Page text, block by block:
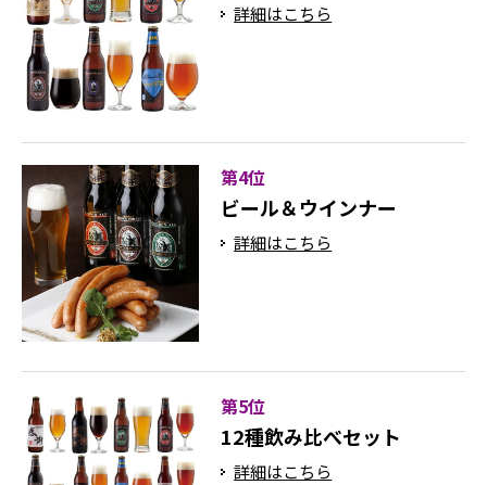
詳細はこちら
第4位
ビール＆ウインナー
詳細はこちら
第5位
12種飲み比べセット
詳細はこちら